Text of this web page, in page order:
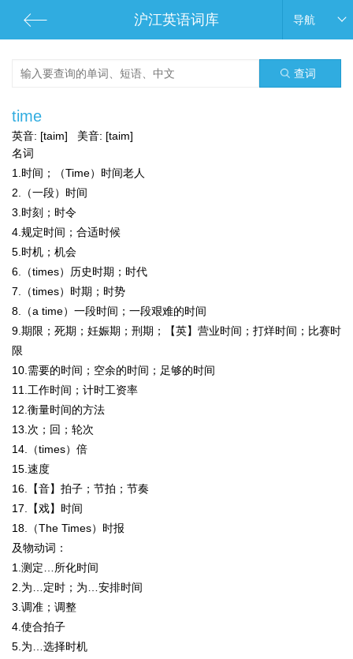
沪江英语词库 导航
查词
time
英音: [taim] 美音: [taim]
名词
1.时间；（Time）时间老人
2.（一段）时间
3.时刻；时令
4.规定时间；合适时候
5.时机；机会
6.（times）历史时期；时代
7.（times）时期；时势
8.（a time）一段时间；一段艰难的时间
9.期限；死期；妊娠期；刑期；【英】营业时间；打烊时间；比赛时
限
10.需要的时间；空余的时间；足够的时间
11.工作时间；计时工资率
12.衡量时间的方法
13.次；回；轮次
14.（times）倍
15.速度
16.【音】拍子；节拍；节奏
17.【戏】时间
18.（The Times）时报
及物动词：
1.测定…所化时间
2.为…定时；为…安排时间
3.调准；调整
4.使合拍子
5.为…选择时机